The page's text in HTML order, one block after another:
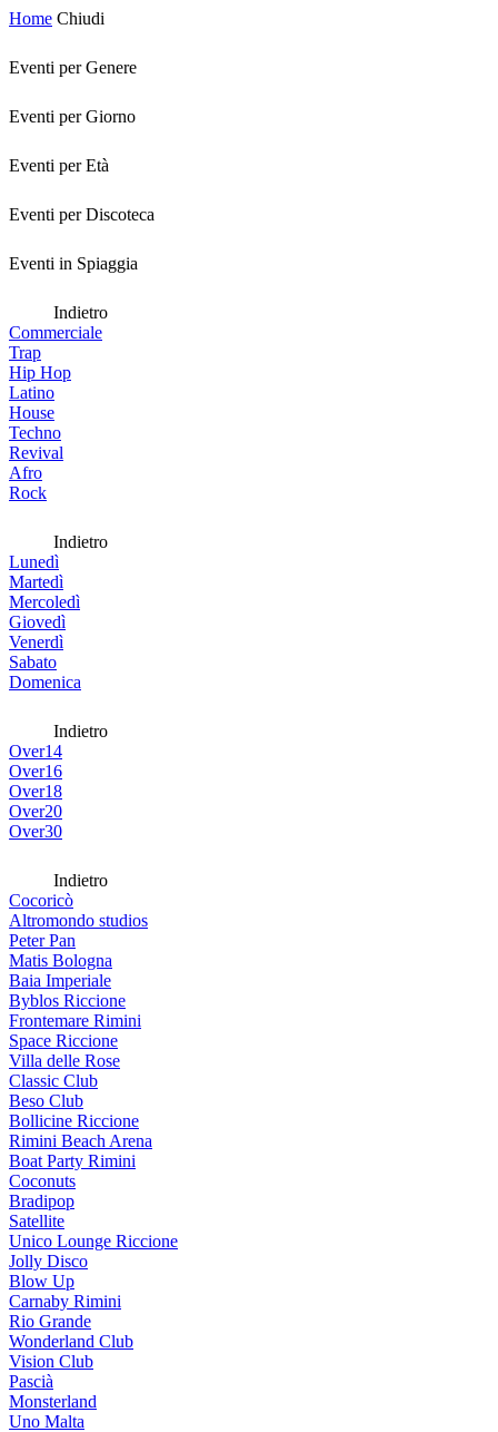
Home Chiudi
Eventi per Genere
Eventi per Giorno
Eventi per Età
Eventi per Discoteca
Eventi in Spiaggia
Indietro
Commerciale
Trap
Hip Hop
Latino
House
Techno
Revival
Afro
Rock
Indietro
Lunedì
Martedì
Mercoledì
Giovedì
Venerdì
Sabato
Domenica
Indietro
Over14
Over16
Over18
Over20
Over30
Indietro
Cocoricò
Altromondo studios
Peter Pan
Matis Bologna
Baia Imperiale
Byblos Riccione
Frontemare Rimini
Space Riccione
Villa delle Rose
Classic Club
Beso Club
Bollicine Riccione
Rimini Beach Arena
Boat Party Rimini
Coconuts
Bradipop
Satellite
Unico Lounge Riccione
Jolly Disco
Blow Up
Carnaby Rimini
Rio Grande
Wonderland Club
Vision Club
Pascià
Monsterland
Uno Malta